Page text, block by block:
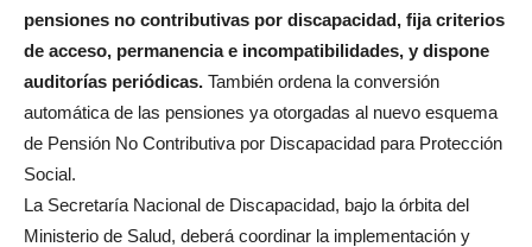
pensiones no contributivas por discapacidad, fija criterios
de acceso, permanencia e incompatibilidades, y dispone
auditorías periódicas. También ordena la conversión
automática de las pensiones ya otorgadas al nuevo esquema
de Pensión No Contributiva por Discapacidad para Protección
Social.
La Secretaría Nacional de Discapacidad, bajo la órbita del
Ministerio de Salud, deberá coordinar la implementación y